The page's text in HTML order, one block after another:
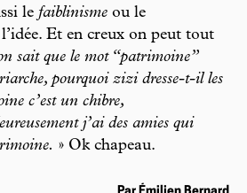
le faiblinisme ou le
Et en creux on peut tout
sait que le mot “patrimoine”
pourquoi zizi dresse-t-il les
c’est un chibre,
j’ai des amies qui
» Ok chapeau.